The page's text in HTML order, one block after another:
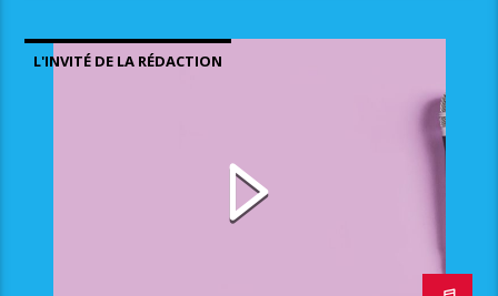
L'INVITÉ DE LA RÉDACTION